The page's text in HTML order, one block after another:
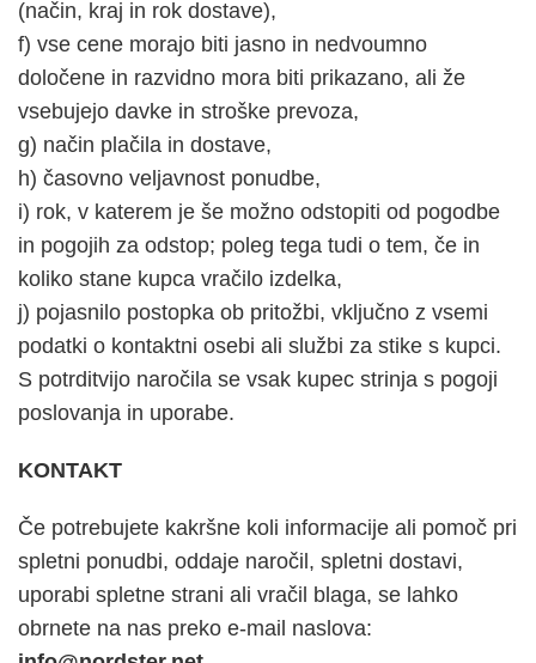
(način, kraj in rok dostave),
f) vse cene morajo biti jasno in nedvoumno
določene in razvidno mora biti prikazano, ali že
vsebujejo davke in stroške prevoza,
g) način plačila in dostave,
h) časovno veljavnost ponudbe,
i) rok, v katerem je še možno odstopiti od pogodbe
in pogojih za odstop; poleg tega tudi o tem, če in
koliko stane kupca vračilo izdelka,
j) pojasnilo postopka ob pritožbi, vključno z vsemi
podatki o kontaktni osebi ali službi za stike s kupci.
S potrditvijo naročila se vsak kupec strinja s pogoji
poslovanja in uporabe.
KONTAKT
Če potrebujete kakršne koli informacije ali pomoč pri
spletni ponudbi, oddaje naročil, spletni dostavi,
uporabi spletne strani ali vračil blaga, se lahko
obrnete na nas preko e-mail naslova: